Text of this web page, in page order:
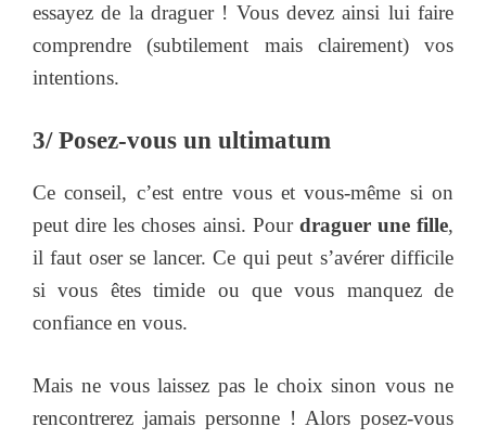
essayez de la draguer ! Vous devez ainsi lui faire
comprendre (subtilement mais clairement) vos
intentions.
3/ Posez-vous un ultimatum
Ce conseil, c’est entre vous et vous-même si on
peut dire les choses ainsi. Pour draguer une fille,
il faut oser se lancer. Ce qui peut s’avérer difficile
si vous êtes timide ou que vous manquez de
confiance en vous.
Mais ne vous laissez pas le choix sinon vous ne
rencontrerez jamais personne ! Alors posez-vous